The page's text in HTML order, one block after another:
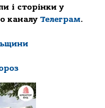
і сторінки у
каналу Телеграм.